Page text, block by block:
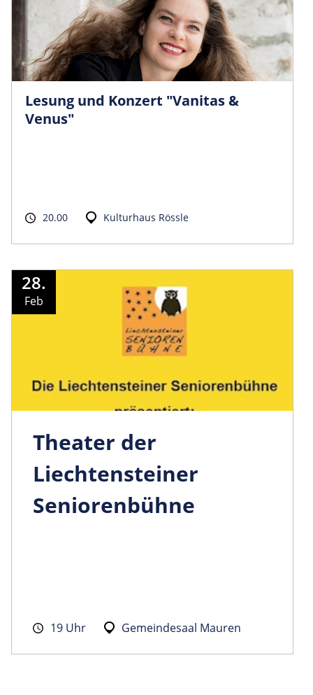
Lesung und Konzert "Vanitas &
Venus"
20.00 Kulturhaus Rössle
28.
Feb
Theater der
Liechtensteiner
Seniorenbühne
19 Uhr Gemeindesaal Mauren